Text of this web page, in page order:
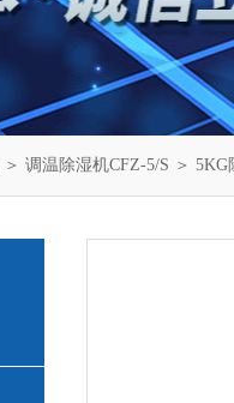
＞ 调温除湿机CFZ-5/S ＞